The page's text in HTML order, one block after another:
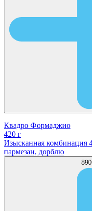
Квадро Формаджио
420 г
Изысканная комбинация
пармезан, дорблю